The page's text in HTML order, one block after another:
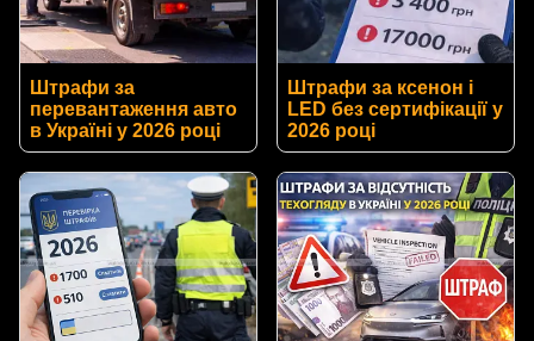
Штрафи за
перевантаження авто
в Україні у 2026 році
Штрафи за ксенон і
LED без сертифікації у
2026 році